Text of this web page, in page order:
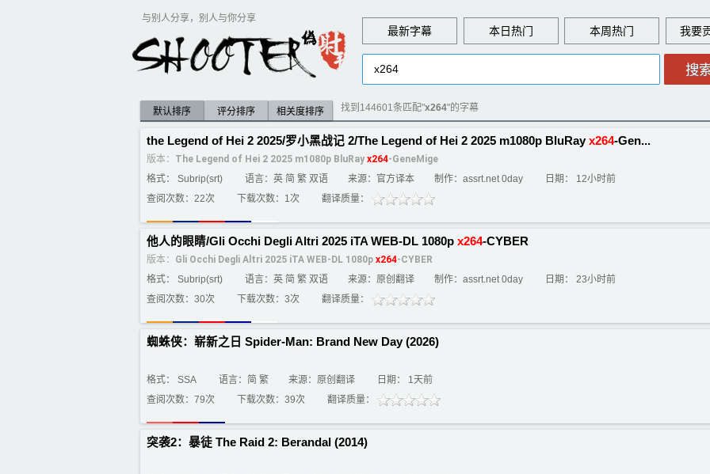
与别人分享，别人与你分享
最新字幕 本日热门 本周热门
默认排序 评分排序 相关度排序 找到144601条匹配"x264"的字幕
the Legend of Hei 2 2025/罗小黑战记 2/The Legend of Hei 2 2025 m1080p BluRay x264-Gen...
版本： The Legend of Hei 2 2025 m1080p BluRay x264-GeneMige
格式： Subrip(srt)
语言：英 简 繁 双语 来源：官方译本 制作：assrt.net 0day
日期： 12小时前
查阅次数：22次
下载次数：1次 翻译质量：
他人的眼睛/Gli Occhi Degli Altri 2025 iTA WEB-DL 1080p x264-CYBER
版本： Gli Occhi Degli Altri 2025 iTA WEB-DL 1080p x264-CYBER
格式： Subrip(srt)
语言：英 简 繁 双语 来源：原创翻译 制作：assrt.net 0day
日期： 23小时前
查阅次数：30次
下载次数：3次 翻译质量：
蜘蛛侠：崭新之日 Spider-Man: Brand New Day (2026)
格式： SSA 语言：简 繁 来源：原创翻译
日期： 1天前
查阅次数：79次
下载次数：39次 翻译质量：
突袭2：暴徒 The Raid 2: Berandal (2014)